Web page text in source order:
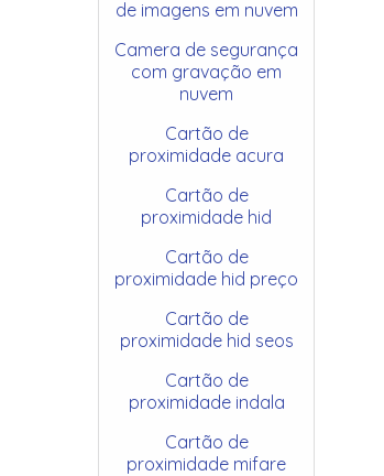
de imagens em nuvem
Camera de segurança
com gravação em
nuvem
Cartão de
proximidade acura
Cartão de
proximidade hid
Cartão de
proximidade hid preço
Cartão de
proximidade hid seos
Cartão de
proximidade indala
Cartão de
proximidade mifare